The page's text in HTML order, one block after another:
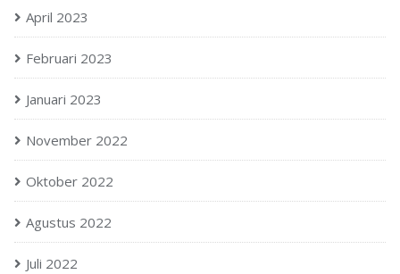
April 2023
Februari 2023
Januari 2023
November 2022
Oktober 2022
Agustus 2022
Juli 2022